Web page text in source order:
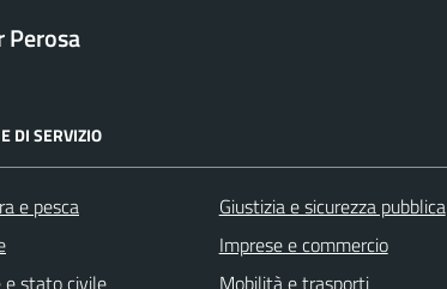
Perosa
DI SERVIZIO
e pesca
e stato civile
Giustizia e sicurezza pubblica
Imprese e commercio
Mobilità e trasporti